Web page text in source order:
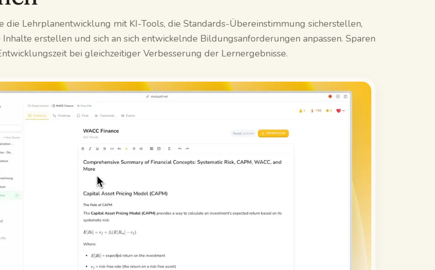
4 ab
die Lehrplanentwicklung mit KI-Tools, die Standards-Übereinstimmung sicherstellen,
Inhalte erstellen und sich an sich entwickelnde Bildungsanforderungen anpassen. Sparen
bei gleichzeitiger Verbesserung der Lernergebnisse.